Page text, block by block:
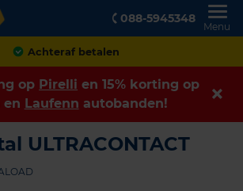
088-5945348
Menu
Achteraf betalen
op Pirelli en 15% korting op
en Laufenn autobanden!
ULTRACONTACT